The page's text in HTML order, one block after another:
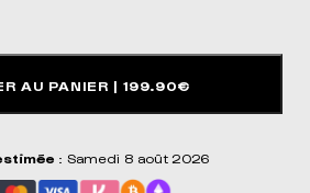
AU PANIER | 199.90€
: Samedi 8 août 2026